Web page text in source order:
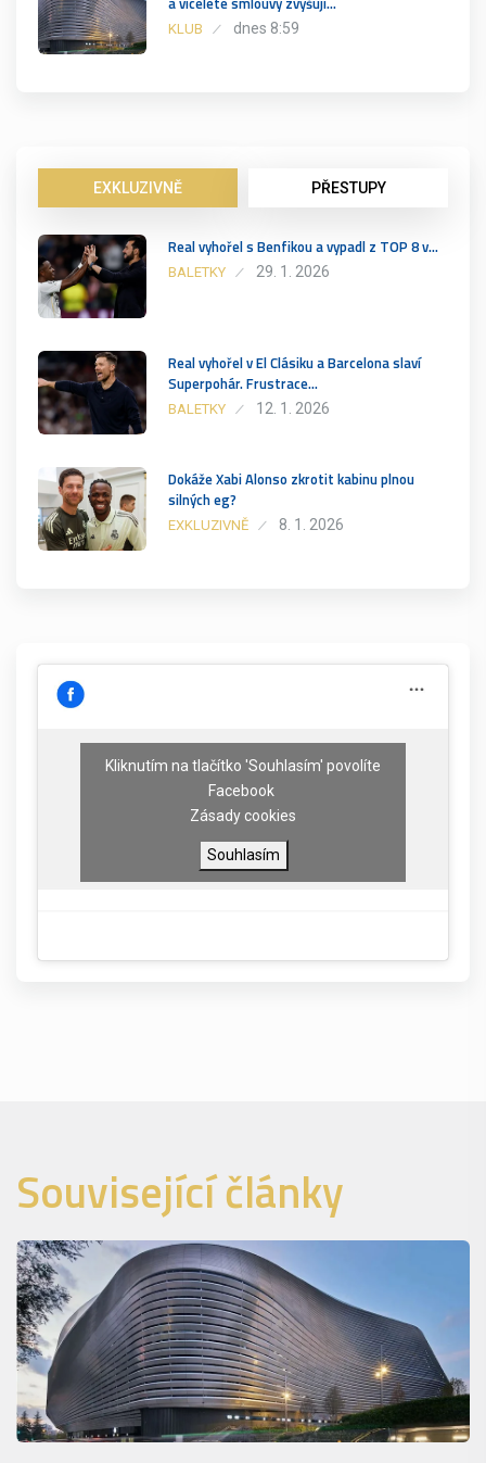
KLUB dnes 8:59
EXKLUZIVNĚ PŘESTUPY
Real vyhořel s Benfikou a vypadl z TOP 8 v…
BALETKY 29. 1. 2026
Real vyhořel v El Clásiku a Barcelona slaví
Superpohár. Frustrace…
BALETKY 12. 1. 2026
Dokáže Xabi Alonso zkrotit kabinu plnou
silných eg?
EXKLUZIVNĚ 8. 1. 2026
Kliknutím na tlačítko 'Souhlasím' povolíte
Facebook
Zásady cookies
Souhlasím
Související články